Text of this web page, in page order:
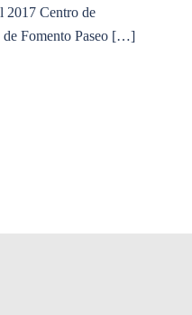
2017 Centro de
Fomento Paseo […]